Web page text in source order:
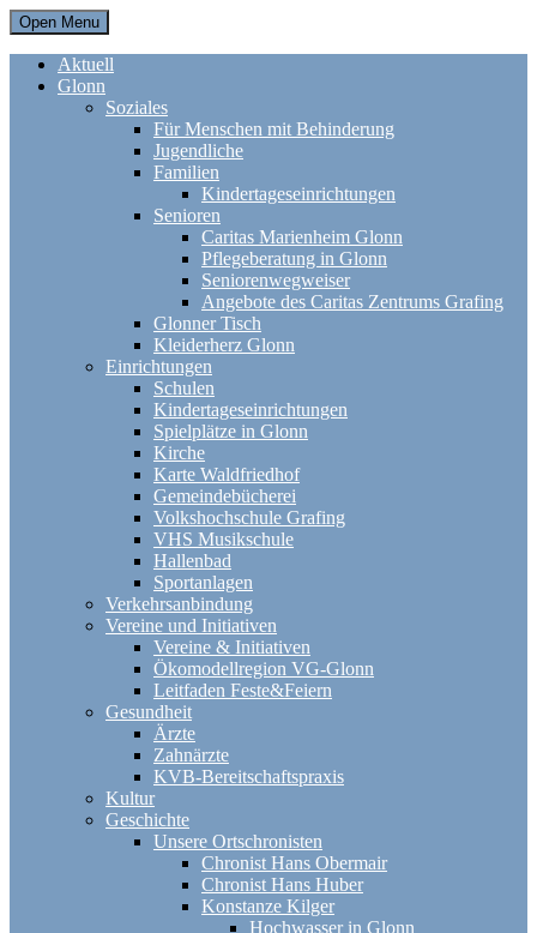
Open Menu
Aktuell
Glonn
Soziales
Für Menschen mit Behinderung
Jugendliche
Familien
Kindertageseinrichtungen
Senioren
Caritas Marienheim Glonn
Pflegeberatung in Glonn
Seniorenwegweiser
Angebote des Caritas Zentrums Grafing
Glonner Tisch
Kleiderherz Glonn
Einrichtungen
Schulen
Kindertageseinrichtungen
Spielplätze in Glonn
Kirche
Karte Waldfriedhof
Gemeindebücherei
Volkshochschule Grafing
VHS Musikschule
Hallenbad
Sportanlagen
Verkehrsanbindung
Vereine und Initiativen
Vereine & Initiativen
Ökomodellregion VG-Glonn
Leitfaden Feste&Feiern
Gesundheit
Ärzte
Zahnärzte
KVB-Bereitschaftspraxis
Kultur
Geschichte
Unsere Ortschronisten
Chronist Hans Obermair
Chronist Hans Huber
Konstanze Kilger
Hochwasser in Glonn